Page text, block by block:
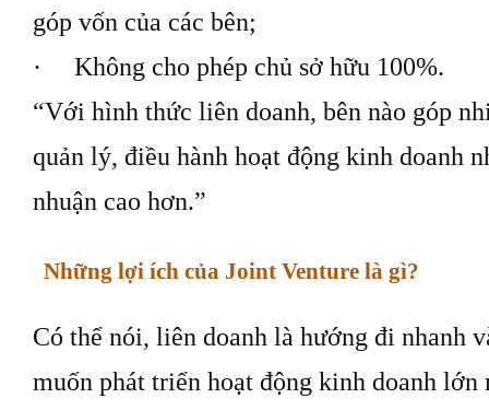
góp vốn của các bên;
· Không cho phép chủ sở hữu 100%.
“Với hình thức liên doanh, bên nào góp
quản lý, điều hành hoạt động kinh doanh
nhuận cao hơn.”
Những lợi ích của Joint Venture là gì?
Có thể nói, liên doanh là hướng đi nhanh
muốn phát triển hoạt động kinh doanh lớn